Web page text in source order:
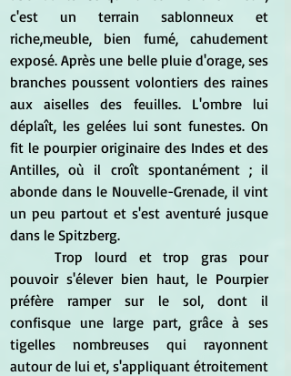
c'est un terrain sablonneux et
riche,meuble, bien fumé, cahudement
exposé. Après une belle pluie d'orage, ses
branches poussent volontiers des raines
aux aiselles des feuilles. L'ombre lui
déplaît, les gelées lui sont funestes. On
fit le pourpier originaire des Indes et des
Antilles, où il croît spontanément ; il
abonde dans le Nouvelle-Grenade, il vint
un peu partout et s'est aventuré jusque
dans le Spitzberg.
pouvoir s'élever bien haut, le Pourpier
préfère ramper sur le sol, dont il
confisque une large part, grâce à ses
tigelles nombreuses qui rayonnent
autour de lui et, s'appliquant étroitement